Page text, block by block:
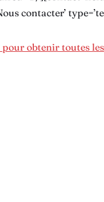
contacter’
obtenir toutes